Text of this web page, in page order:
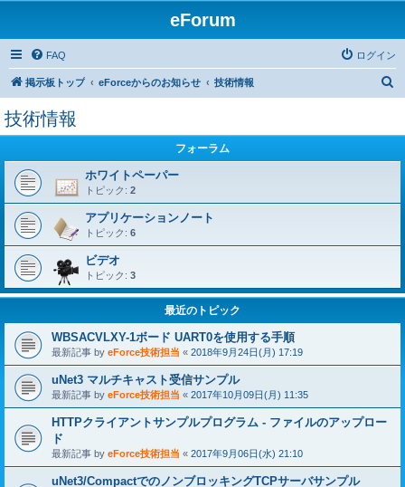
eForum
FAQ ログイン
掲示板トップ eForceからのお知らせ 技術情報
技術情報
フォーラム
ホワイトペーパー
トピック: 2
アプリケーションノート
トピック: 6
ビデオ
トピック: 3
最近のトピック
WBSACVLXY-1ボード UART0を使用する手順
最新記事 by eForce技術担当 « 2018年9月24日(月) 17:19
uNet3 マルチキャスト受信サンプル
最新記事 by eForce技術担当 « 2017年10月09日(月) 11:35
HTTPクライアントサンプルプログラム - ファイルのアップロー
ド
最新記事 by eForce技術担当 « 2017年9月06日(水) 21:10
uNet3/CompactでのノンブロッキングTCPサーバサンプル